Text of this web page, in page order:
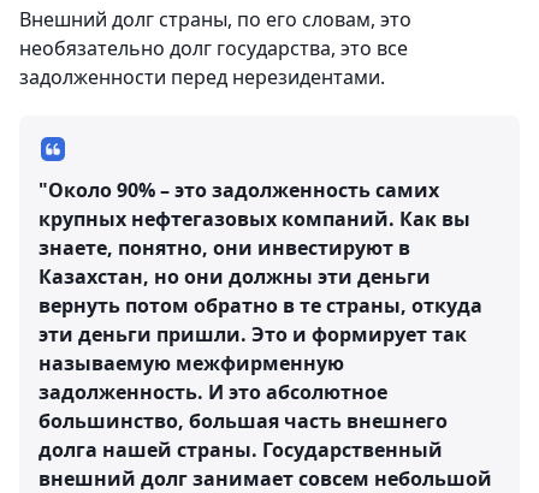
Внешний долг страны, по его словам, это
необязательно долг государства, это все
задолженности перед нерезидентами.
"Около 90% – это задолженность самих
крупных нефтегазовых компаний. Как вы
знаете, понятно, они инвестируют в
Казахстан, но они должны эти деньги
вернуть потом обратно в те страны, откуда
эти деньги пришли. Это и формирует так
называемую межфирменную
задолженность. И это абсолютное
большинство, большая часть внешнего
долга нашей страны. Государственный
внешний долг занимает совсем небольшой